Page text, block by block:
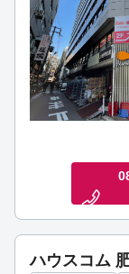
ハウスコム